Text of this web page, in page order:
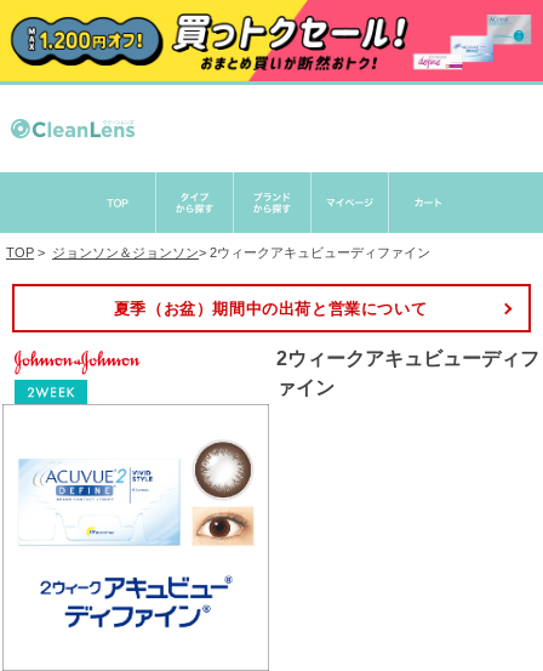
TOP > ジョンソン＆ジョンソン> 2ウィークアキュビューディファイン
夏季（お盆）期間中の出荷と営業について
2ウィークアキュビューディフ
ァイン